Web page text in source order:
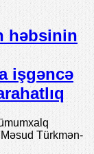
həbsinin
işgəncə
Türkmən-